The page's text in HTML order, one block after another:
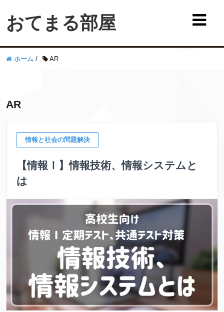
おてまる部屋
ホーム / AR
AR
情報と社会の問題解決
【情報Ⅰ】情報技術、情報システムと
は